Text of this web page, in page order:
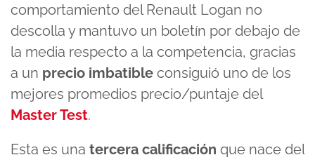
comportamiento del Renault Logan no
descolla y mantuvo un boletín por debajo de
la media respecto a la competencia, gracias
a un precio imbatible consiguió uno de los
mejores promedios precio/puntaje del
Master Test.
Esta es una tercera calificación que nace del